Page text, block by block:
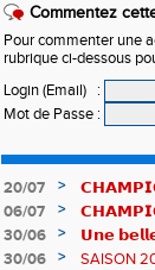
Commentez
Pour commenter une
rubrique ci-dessous
Login (Email)
:
Mot de Passe :
20/07 >
06/07 >
83è !
30/06 >
𝗨𝗻𝗲
𝗔𝗨𝗥𝗔 !
30/06 >
SAISON